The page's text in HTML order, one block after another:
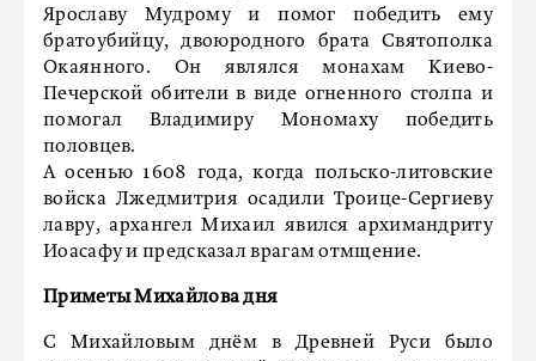
Ярославу Мудрому и помог победить ему
братоубийцу, двоюродного брата Святополка
Окаянного. Он являлся монахам Киево-
Печерской обители в виде огненного столпа и
помогал Владимиру Мономаху победить
половцев.
А осенью 1608 года, когда польско-литовские
войска Лжедмитрия осадили Троице-Сергиеву
лавру, архангел Михаил явился архимандриту
Иоасафу и предсказал врагам отмщение.
Приметы Михайлова дня
С Михайловым днём в Древней Руси было